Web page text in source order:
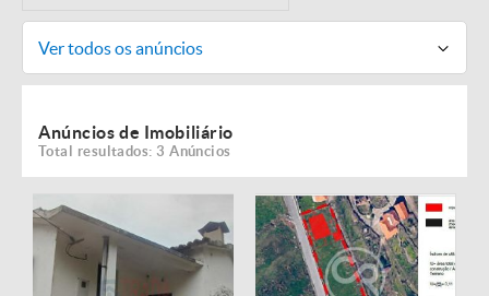
Ver todos os anúncios
Anúncios de Imobiliário
Total resultados: 3 Anúncios